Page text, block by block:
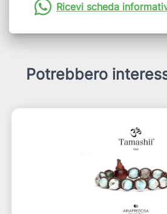
Ricevi scheda
Potrebbero